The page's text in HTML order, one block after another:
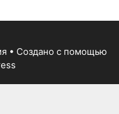
• Создано с помощью